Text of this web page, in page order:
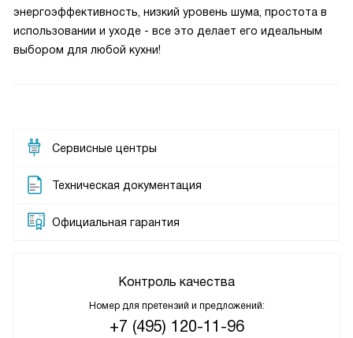
энергоэффективность, низкий уровень шума, простота в
использовании и уходе - все это делает его идеальным
выбором для любой кухни!
Сервисные центры
Техническая документация
Официальная гарантия
Контроль качества
Номер для претензий и предложений:
+7 (495) 120-11-96